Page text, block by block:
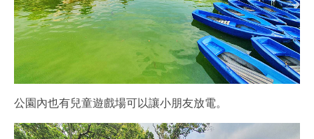
公園內也有兒童遊戲場可以讓小朋友放電。